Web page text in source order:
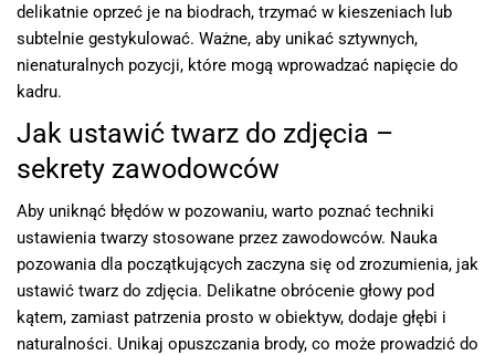
delikatnie oprzeć je na biodrach, trzymać w kieszeniach lub
subtelnie gestykulować. Ważne, aby unikać sztywnych,
nienaturalnych pozycji, które mogą wprowadzać napięcie do
kadru.
Jak ustawić twarz do zdjęcia –
sekrety zawodowców
Aby uniknąć błędów w pozowaniu, warto poznać techniki
ustawienia twarzy stosowane przez zawodowców. Nauka
pozowania dla początkujących zaczyna się od zrozumienia, jak
ustawić twarz do zdjęcia. Delikatne obrócenie głowy pod
kątem, zamiast patrzenia prosto w obiektyw, dodaje głębi i
naturalności. Unikaj opuszczania brody, co może prowadzić do